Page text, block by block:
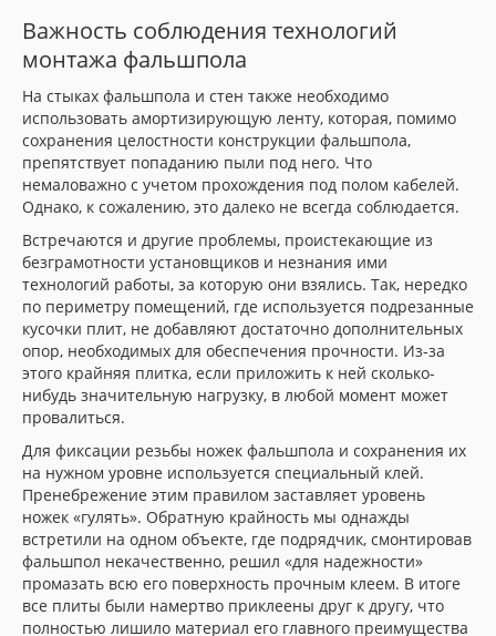
Важность соблюдения технологий
монтажа фальшпола
На стыках фальшпола и стен также необходимо
использовать амортизирующую ленту, которая, помимо
сохранения целостности конструкции фальшпола,
препятствует попаданию пыли под него. Что
немаловажно с учетом прохождения под полом кабелей.
Однако, к сожалению, это далеко не всегда соблюдается.
Встречаются и другие проблемы, проистекающие из
безграмотности установщиков и незнания ими
технологий работы, за которую они взялись. Так, нередко
по периметру помещений, где используется подрезанные
кусочки плит, не добавляют достаточно дополнительных
опор, необходимых для обеспечения прочности. Из-за
этого крайняя плитка, если приложить к ней сколько-
нибудь значительную нагрузку, в любой момент может
провалиться.
Для фиксации резьбы ножек фальшпола и сохранения их
на нужном уровне используется специальный клей.
Пренебрежение этим правилом заставляет уровень
ножек «гулять». Обратную крайность мы однажды
встретили на одном объекте, где подрядчик, смонтировав
фальшпол некачественно, решил «для надежности»
промазать всю его поверхность прочным клеем. В итоге
все плиты были намертво приклеены друг к другу, что
полностью лишило материал его главного преимущества